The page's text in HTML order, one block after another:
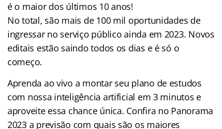
é o maior dos últimos 10 anos!
No total, são mais de 100 mil oportunidades de
ingressar no serviço público ainda em 2023. Novos
editais estão saindo todos os dias e é só o
começo.
Aprenda ao vivo a montar seu plano de estudos
com nossa inteligência artificial em 3 minutos e
aproveite essa chance única. Confira no Panorama
2023 a previsão com quais são os maiores